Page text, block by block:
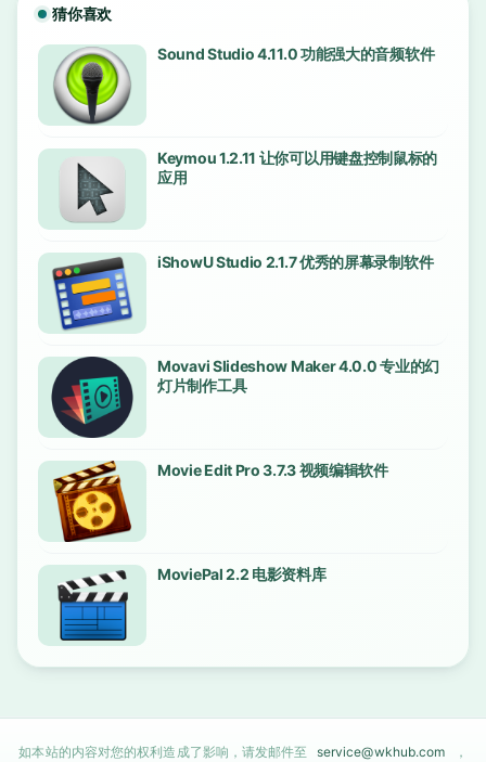
猜你喜欢
Sound Studio 4.11.0 功能强大的音频软件
Keymou 1.2.11 让你可以用键盘控制鼠标的
应用
iShowU Studio 2.1.7 优秀的屏幕录制软件
Movavi Slideshow Maker 4.0.0 专业的幻
灯片制作工具
Movie Edit Pro 3.7.3 视频编辑软件
MoviePal 2.2 电影资料库
如本站的内容对您的权利造成了影响，请发邮件至 service@wkhub.com ，